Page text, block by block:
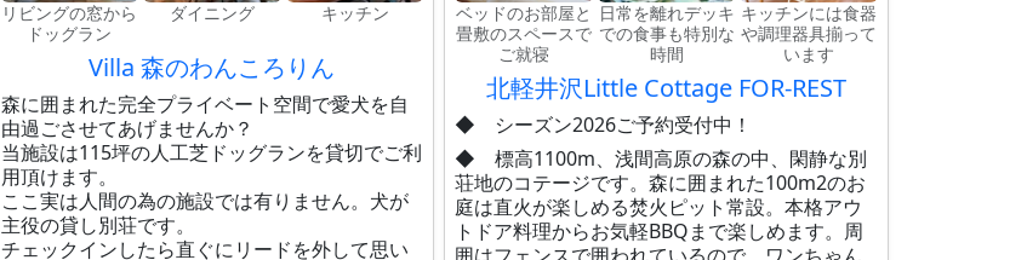
リビングの窓から
ドッグラン
ダイニング キッチン
Villa 森のわんころりん
森に囲まれた完全プライベート空間で愛犬を自
由過ごさせてあげませんか？
当施設は115坪の人工芝ドッグランを貸切でご利
用頂けます。
ここ実は人間の為の施設では有りません。犬が
主役の貸し別荘です。
チェックインしたら直ぐにリードを外して思い
ベッドのお部屋と
畳敷のスペースで
ご就寝
日常を離れデッキ
での食事も特別な
時間
キッチンには食器
や調理器具揃って
います
北軽井沢Little Cottage FOR-REST
◆ シーズン2026ご予約受付中！
◆ 標高1100m、浅間高原の森の中、閑静な別
荘地のコテージです。​森に囲まれた100m2のお
庭は直火が楽しめる焚火ピット常設。本格アウ
トドア料理からお気軽BBQまで楽しめます。周